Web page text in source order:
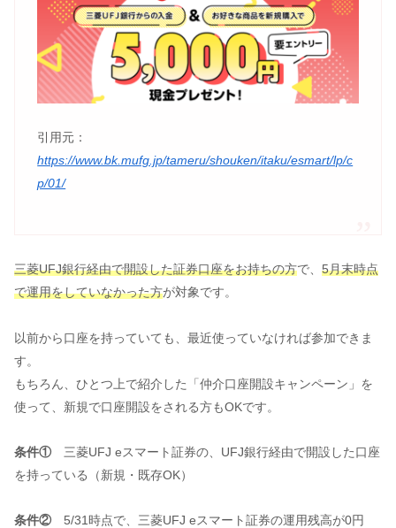
引用元：
https://www.bk.mufg.jp/tameru/shouken/itaku/esmart/lp/c
p/01/
三菱UFJ銀行経由で開設した証券口座をお持ちの方で、 5月末時点
で運用をしていなかった方が対象です。
以前から口座を持っていても、最近使っていなければ参加できま
す。
もちろん、ひとつ上で紹介した「仲介口座開設キャンペーン」を
使って、新規で口座開設をされる方もOKです。
条件① 三菱UFJ eスマート証券の、UFJ銀行経由で開設した口座
を持っている（新規・既存OK）
条件② 5/31時点で、三菱UFJ eスマート証券の運用残高が0円